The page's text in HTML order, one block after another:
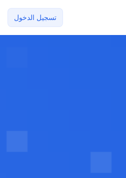
تسجيل الدخول